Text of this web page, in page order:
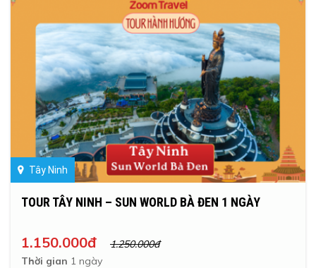
Tây Ninh
TOUR TÂY NINH – SUN WORLD BÀ ĐEN 1 NGÀY
1.150.000đ
1.250.000đ
Thời gian 1 ngày